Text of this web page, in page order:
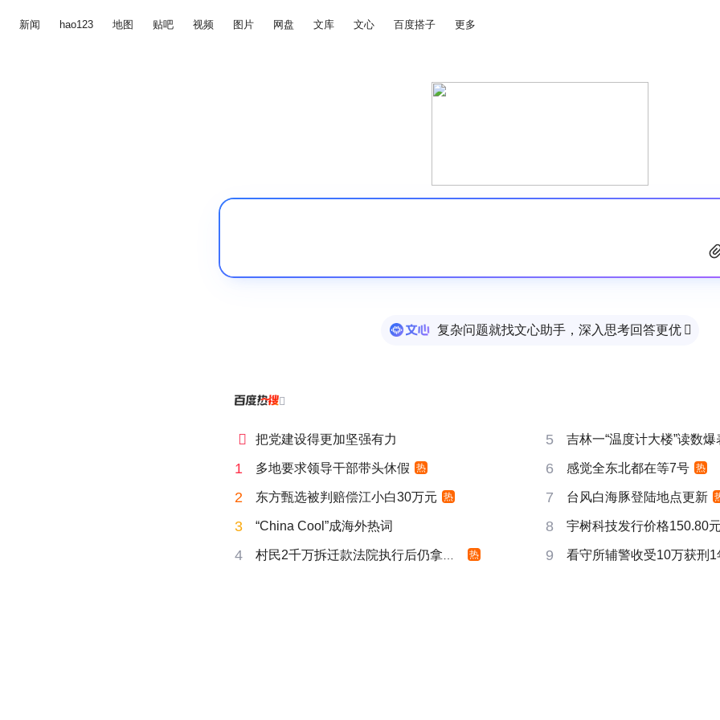
新闻 hao123 地图 贴吧 视频 图片 网盘 文库 文心 百度搭子 更多
复杂问题就找文心助手，深入思考回答更优 

 把党建设得更加坚强有力 5 吉林一“温度计大楼”读数爆
1 多地要求领导干部带头休假 热 6 感觉全东北都在等7号 热
2 东方甄选被判赔偿江小白30万元 热 7 台风白海豚登陆地点更新
3 “China Cool”成海外热词 8 宇树科技发行价格150.80
4 村民2千万拆迁款法院执行后仍拿不到 热 9 看守所辅警收受10万获刑1